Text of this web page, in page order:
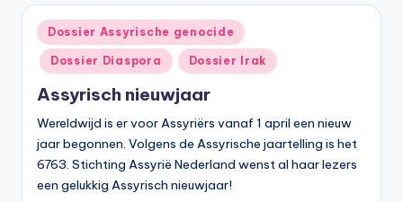
Geplaatst
in
Dossier Assyrische genocide
Dossier Diaspora Dossier Irak
Assyrisch nieuwjaar
Wereldwijd is er voor Assyriërs vanaf 1 april een nieuw
jaar begonnen. Volgens de Assyrische jaartelling is het
6763. Stichting Assyrië Nederland wenst al haar lezers
een gelukkig Assyrisch nieuwjaar!